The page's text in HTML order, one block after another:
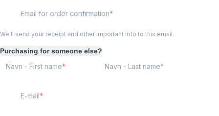
Email for order confirmation
We'll send your receipt and other important info to this email.
Purchasing for someone else?
Navn - First name Navn - Last name
E-mail